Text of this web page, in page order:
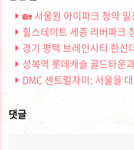
🏡 서울원 아이파크 청약 일
힐스테이트 세종 리버파크
경기 평택 브레인시티 한신더
성복역 롯데캐슬 골드타운과
DMC 센트럴자이: 서울을
댓글